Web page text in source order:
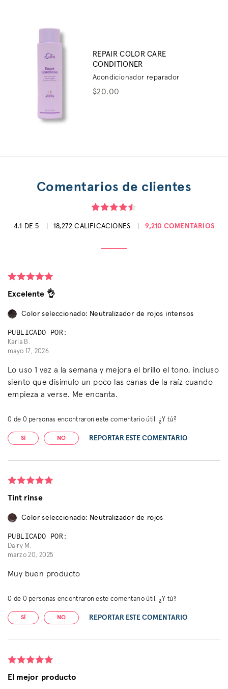
REPAIR COLOR CARE
CONDITIONER
Acondicionador reparador
$20.00
Comentarios de clientes
4.1 DE 5 18,272 CALIFICACIONES 9,210 COMENTARIOS
Excelente 👌
Color seleccionado: Neutralizador de rojos intensos
PUBLICADO POR:
Karla B.
mayo 17, 2026
Lo uso 1 vez a la semana y mejora el brillo el tono, incluso
siento que disimulo un poco las canas de la raíz cuando
empieza a verse. Me encanta.
0 de 0 personas encontraron este comentario útil. ¿Y tú?
SÍ NO REPORTAR ESTE COMENTARIO
Tint rinse
Color seleccionado: Neutralizador de rojos
PUBLICADO POR:
Dairy M.
marzo 20, 2025
Muy buen producto
0 de 0 personas encontraron este comentario útil. ¿Y tú?
SÍ NO REPORTAR ESTE COMENTARIO
El mejor producto